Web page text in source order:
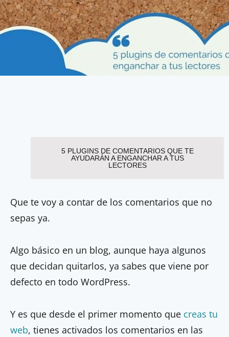
5 PLUGINS DE COMENTARIOS QUE TE
AYUDARÁN A ENGANCHAR A TUS
LECTORES
Que te voy a contar de los comentarios que no
sepas ya.
Algo básico en un blog, aunque haya algunos
que decidan quitarlos, ya sabes que viene por
defecto en todo WordPress.
Y es que desde el primer momento que creas tu
web, tienes activados los comentarios en las